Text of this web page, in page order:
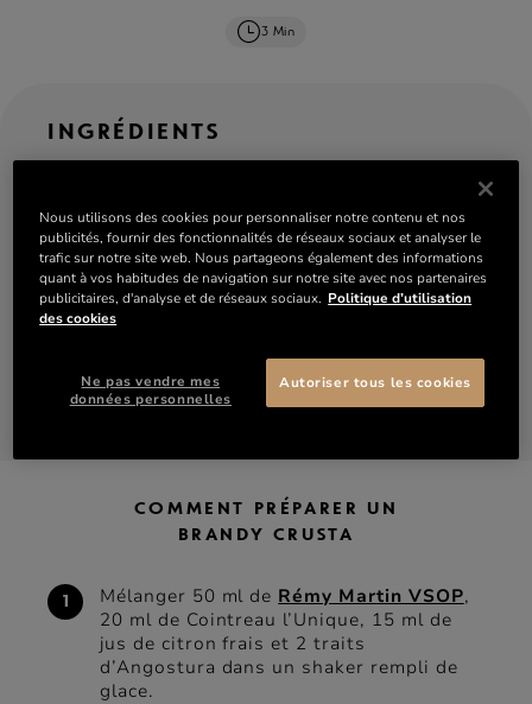
3 Min
INGRÉDIENTS
50 mlRémy Martin VSOP
2 traits d’Angostura
20 ml Cointreau L’Unique
15 ml Jus de citron de frais
DÉCOUVRIR VSOP
COMMENT PRÉPARER UN
BRANDY CRUSTA
Mélanger 50 ml de Rémy Martin VSOP,
20 ml de Cointreau l’Unique, 15 ml de
jus de citron frais et 2 traits
d’Angostura dans un shaker rempli de
glace.
Nous utilisons des cookies pour personnaliser notre contenu et nos
publicités, fournir des fonctionnalités de réseaux sociaux et analyser le
trafic sur notre site web. Nous partageons également des informations
quant à vos habitudes de navigation sur notre site avec nos partenaires
publicitaires, d'analyse et de réseaux sociaux. Politique d’utilisation
des cookies
Ne pas vendre mes
données personnelles
Autoriser tous les cookies